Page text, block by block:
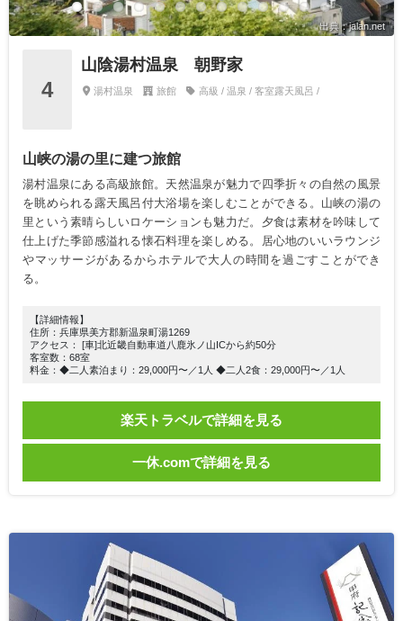
出典：jalan.net
4
山陰湯村温泉 朝野家
湯村温泉 旅館 高級 / 温泉 / 客室露天風呂 /
山峡の湯の里に建つ旅館
湯村温泉にある高級旅館。天然温泉が魅力で四季折々の自然の風景
を眺められる露天風呂付大浴場を楽しむことができる。山峡の湯の
里という素晴らしいロケーションも魅力だ。夕食は素材を吟味して
仕上げた季節感溢れる懐石料理を楽しめる。居心地のいいラウンジ
やマッサージがあるからホテルで大人の時間を過ごすことができ
る。
【詳細情報】
住所：兵庫県美方郡新温泉町湯1269
アクセス： [車]北近畿自動車道八鹿氷ノ山ICから約50分
客室数：68室
料金：◆二人素泊まり：29,000円〜／1人 ◆二人2食：29,000円〜／1人
楽天トラベルで詳細を見る
一休.comで詳細を見る